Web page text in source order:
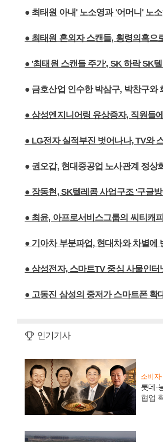
● 최태원 아내' 노소영과 '어머니' 노
● 최태원 혼외자 스캔들, 횡령의혹으
● '최태원 스캔들 주가', SK 하락 SK
● 금호산업 인수한 박삼구, 박찬구와
● 삼성엔지니어링 유상증자, 직원들
● LG전자 실적부진 벗어나나, TV와
● 권오갑, 현대중공업 노사관계 정상
● 장동현, SK텔레콤 사업구조 '구글
● 최윤, 아프로서비스그룹의 씨티캐
● 기아차 부분파업, 현대차와 차별에
● 삼성전자, 스마트TV 중심 사물인
● 고동진 삼성의 중저가 스마트폰 확
인기기사
소비자
롯데·
협업